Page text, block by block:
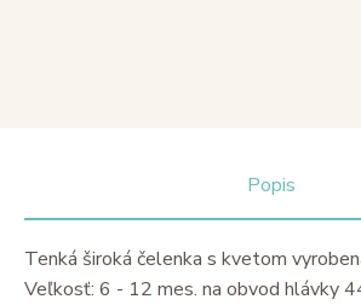
Popis
Tenká široká čelenka s kvetom
Veľkosť: 6 - 12 mes. na obvod hlávky